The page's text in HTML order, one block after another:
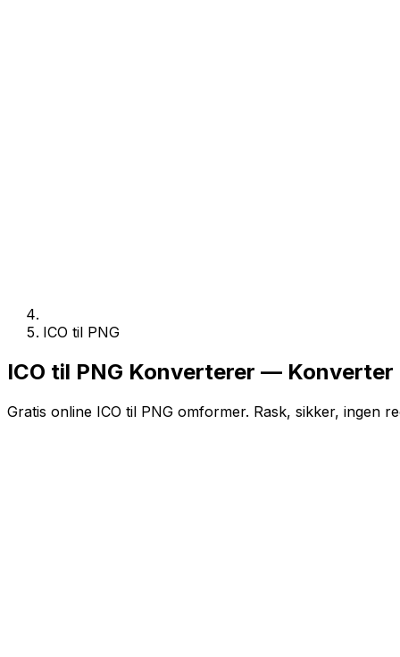
ICO til PNG
ICO til PNG Konverterer — Konverter
Gratis online ICO til PNG omformer. Rask, sikker, ingen